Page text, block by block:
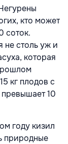
кто может
соток.
не столь уж и
которая
кг плодов с
10
году кизил
природные